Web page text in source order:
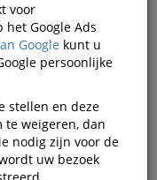
Board-Up
voor
Google Ads
Google kunt u
persoonlijke
stellen en deze
te weigeren, dan
nodig zijn voor de
uw bezoek